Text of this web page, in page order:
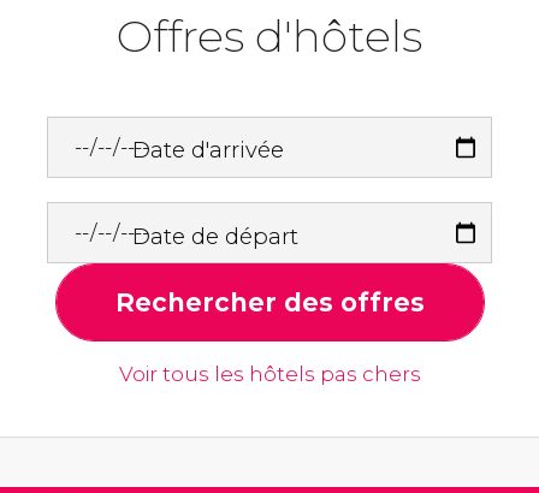
Offres d'hôtels
Date d'arrivée
Date de départ
Rechercher des offres
Voir tous les hôtels pas chers